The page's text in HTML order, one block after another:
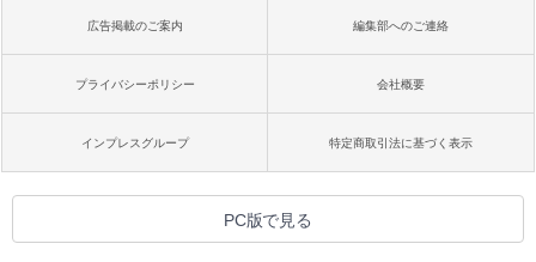
広告掲載のご案内 編集部へのご連絡
プライバシーポリシー 会社概要
インプレスグループ 特定商取引法に基づく表示
PC版で見る